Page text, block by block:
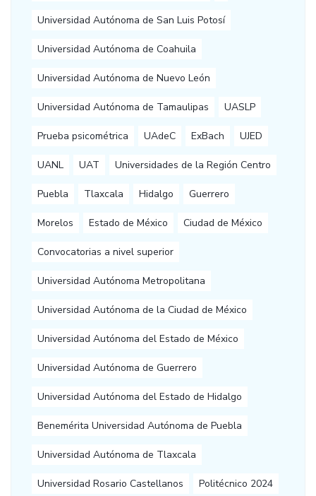
Universidad Autónoma de San Luis Potosí
Universidad Autónoma de Coahuila
Universidad Autónoma de Nuevo León
Universidad Autónoma de Tamaulipas UASLP
Prueba psicométrica UAdeC ExBach UJED
UANL UAT Universidades de la Región Centro
Puebla Tlaxcala Hidalgo Guerrero
Morelos Estado de México Ciudad de México
Convocatorias a nivel superior
Universidad Autónoma Metropolitana
Universidad Autónoma de la Ciudad de México
Universidad Autónoma del Estado de México
Universidad Autónoma de Guerrero
Universidad Autónoma del Estado de Hidalgo
Benemérita Universidad Autónoma de Puebla
Universidad Autónoma de Tlaxcala
Universidad Rosario Castellanos Politécnico 2024